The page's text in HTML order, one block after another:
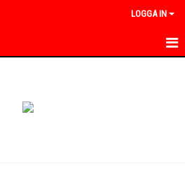
LOGGA IN